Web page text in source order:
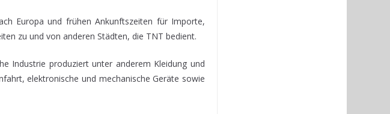
Europa und frühen Ankunftszeiten für Importe,
zu und von anderen Städten, die TNT bedient.
Industrie produziert unter anderem Kleidung und
elektronische und mechanische Geräte sowie